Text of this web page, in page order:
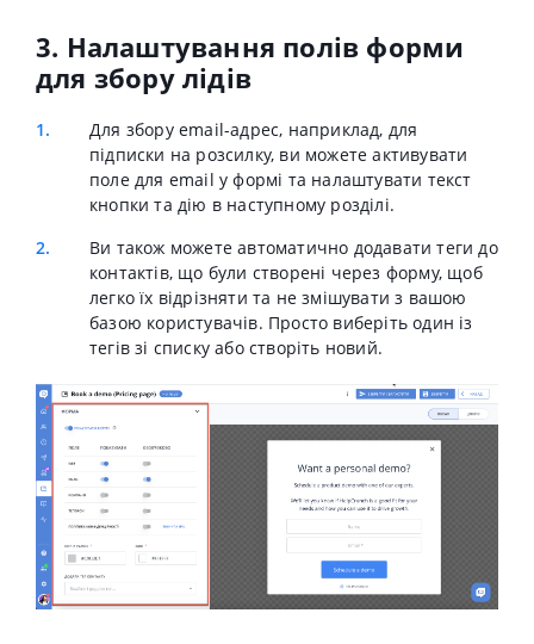
3. Налаштування полів форми
для збору лідів
Для збору email-адрес, наприклад, для
підписки на розсилку, ви можете активувати
поле для email у формі та налаштувати текст
кнопки та дію в наступному розділі.
Ви також можете автоматично додавати теги до
контактів, що були створені через форму, щоб
легко їх відрізняти та не змішувати з вашою
базою користувачів. Просто виберіть один із
тегів зі списку або створіть новий.